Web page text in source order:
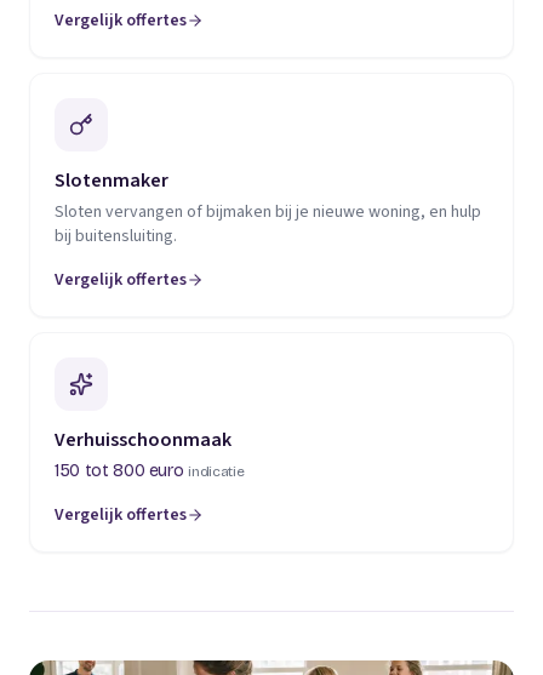
Vergelijk offertes
(opent in een nieuw tabblad)
Slotenmaker
Sloten vervangen of bijmaken bij je nieuwe woning, en hulp
bij buitensluiting.
Vergelijk offertes
(opent in een nieuw tabblad)
Verhuisschoonmaak
150 tot 800 euro indicatie
Vergelijk offertes
(opent in een nieuw tabblad)